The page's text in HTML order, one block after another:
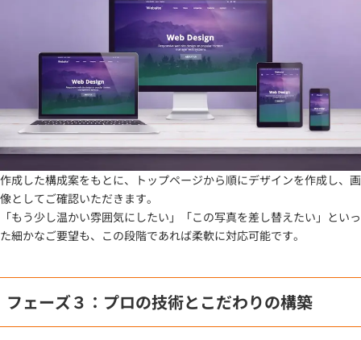
作成した構成案をもとに、トップページから順にデザインを作成し、画
像としてご確認いただきます。
「もう少し温かい雰囲気にしたい」「この写真を差し替えたい」といっ
た細かなご要望も、この段階であれば柔軟に対応可能です。
フェーズ３：プロの技術とこだわりの構築